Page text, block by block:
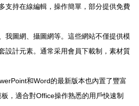
支持在線編輯，操作簡單，部分提供免費
我圖網、攝圖網等。這些網站不僅提供模
設計元素。通常采用會員下載制，素材質
和Word的最新版本也內置了豐富
板，適合對Office操作熟悉的用戶快速制